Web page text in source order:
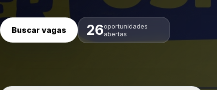
Buscar vagas 26oportunidades
abertas